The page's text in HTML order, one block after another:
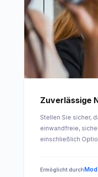
Zuverlässige
Stellen Sie sicher,
einwandfreie,
einschließlich
Ermöglicht durch